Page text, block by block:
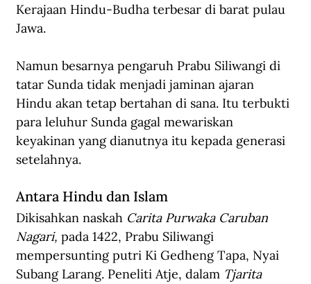
Kerajaan Hindu-Budha terbesar di barat pulau
Jawa.
Namun besarnya pengaruh Prabu Siliwangi di
tatar Sunda tidak menjadi jaminan ajaran
Hindu akan tetap bertahan di sana. Itu terbukti
para leluhur Sunda gagal mewariskan
keyakinan yang dianutnya itu kepada generasi
setelahnya.
Antara Hindu dan Islam
Dikisahkan naskah Carita Purwaka Caruban
Nagari, pada 1422, Prabu Siliwangi
mempersunting putri Ki Gedheng Tapa, Nyai
Subang Larang. Peneliti Atje, dalam Tjarita